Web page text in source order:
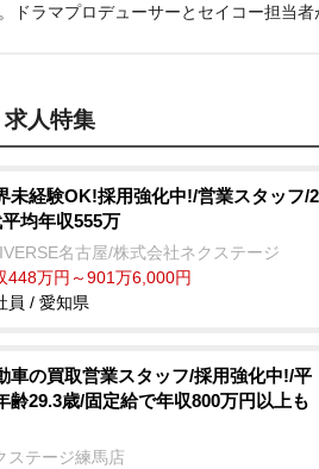
ドラマプロデューサーとセイコー担当者
求人特集
未経験OK!採用強化中!/営業スタッフ/2
均年収555万
名古屋/株式会社ネクステージ
448万円～901万6,000円
員 / 愛知県
車の買取営業スタッフ/採用強化中!/平
齢29.3歳/固定給で年収800万円以上も
ステージ練馬店